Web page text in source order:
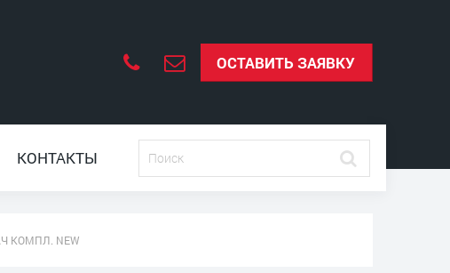
ОСТАВИТЬ ЗАЯВКУ
КОНТАКТЫ
КОМПЛ. NEW